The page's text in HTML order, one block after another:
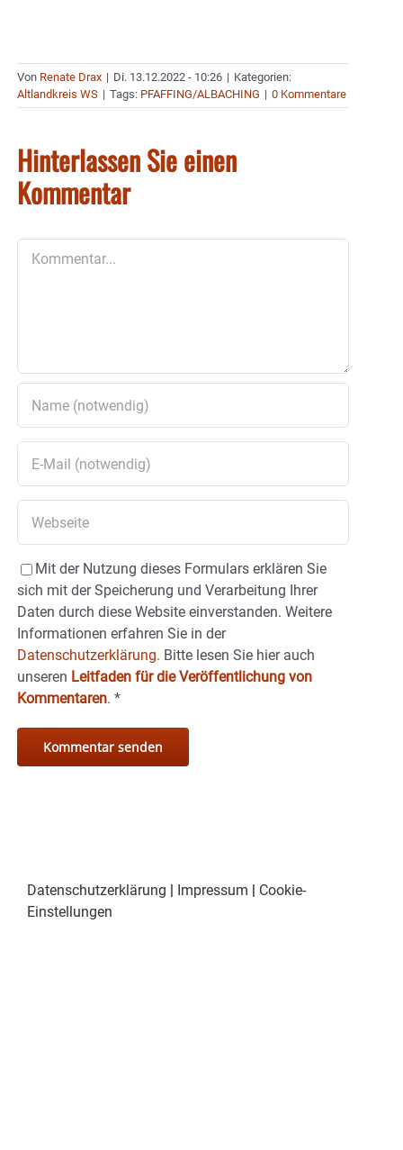
Von Renate Drax | Di. 13.12.2022 - 10:26 | Kategorien:
Altlandkreis WS | Tags: PFAFFING/ALBACHING | 0 Kommentare
Hinterlassen Sie einen
Kommentar
Mit der Nutzung dieses Formulars erklären Sie
sich mit der Speicherung und Verarbeitung Ihrer
Daten durch diese Website einverstanden. Weitere
Informationen erfahren Sie in der
Datenschutzerklärung. Bitte lesen Sie hier auch
unseren Leitfaden für die Veröffentlichung von
Kommentaren. *
Datenschutzerklärung Impressum
Cookie-
Einstellungen